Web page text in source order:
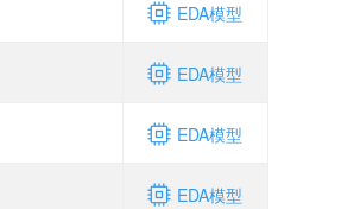
EDA模型
EDA模型
EDA模型
EDA模型